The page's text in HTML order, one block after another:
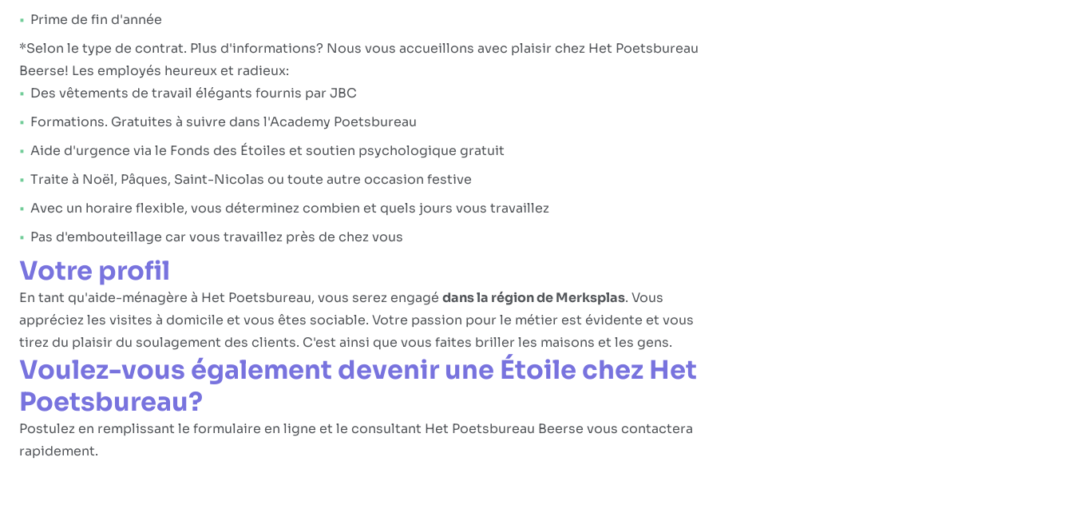
Prime de fin d'année
*Selon le type de contrat. Plus d'informations? Nous vous accueillons avec plaisir chez Het Poetsbureau
Beerse! Les employés heureux et radieux:
Des vêtements de travail élégants fournis par JBC
Formations. Gratuites à suivre dans l'Academy Poetsbureau
Aide d'urgence via le Fonds des Étoiles et soutien psychologique gratuit
Traite à Noël, Pâques, Saint-Nicolas ou toute autre occasion festive
Avec un horaire flexible, vous déterminez combien et quels jours vous travaillez
Pas d'embouteillage car vous travaillez près de chez vous
Votre profil
En tant qu'aide-ménagère à Het Poetsbureau, vous serez engagé dans la région de Merksplas. Vous
appréciez les visites à domicile et vous êtes sociable. Votre passion pour le métier est évidente et vous
tirez du plaisir du soulagement des clients. C'est ainsi que vous faites briller les maisons et les gens.
Voulez-vous également devenir une Étoile chez Het
Poetsbureau?
Postulez en remplissant le formulaire en ligne et le consultant Het Poetsbureau Beerse vous contactera
rapidement.